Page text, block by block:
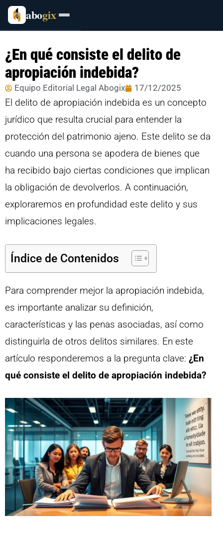
abogix
¿En qué consiste el delito de
apropiación indebida?
Equipo Editorial Legal Abogix 17/12/2025
El delito de apropiación indebida es un concepto
jurídico que resulta crucial para entender la
protección del patrimonio ajeno. Este delito se da
cuando una persona se apodera de bienes que
ha recibido bajo ciertas condiciones que implican
la obligación de devolverlos. A continuación,
exploraremos en profundidad este delito y sus
implicaciones legales.
Índice de Contenidos
Para comprender mejor la apropiación indebida,
es importante analizar su definición,
características y las penas asociadas, así como
distinguirla de otros delitos similares. En este
artículo responderemos a la pregunta clave: ¿En
qué consiste el delito de apropiación indebida?